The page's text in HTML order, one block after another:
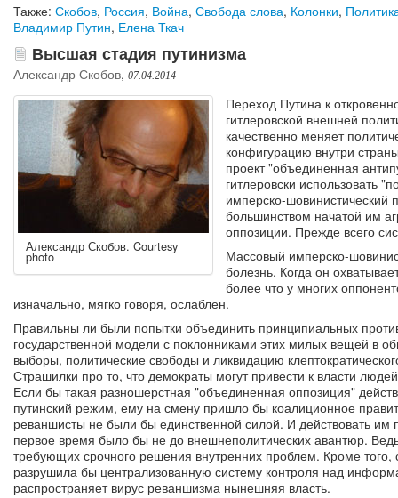
Также: Скобов, Россия, Война, Свобода слова, Колонки,
Владимир Путин, Елена Ткач
Высшая стадия путинизма
Александр Скобов, 07.04.2014
Александр Скобов. Courtesy
photo
Переход Путина к
гитлеровской внешней
качественно меняет
конфигурацию внутри
проект "объединенная
гитлеровски использовать
имперско-шовинистический
большинством начатой им
оппозиции. Прежде всего
Массовый имперско-
болезнь. Когда он
более что у многих
изначально, мягко говоря, ослаблен.
Правильны ли были попытки объединить принципиальных
государственной модели с поклонниками этих милых вещей в
выборы, политические свободы и ликвидацию
Страшилки про то, что демократы могут привести к власти
Если бы такая разношерстная "объединенная оппозиция"
путинский режим, ему на смену пришло бы коалиционное
реваншисты не были бы единственной силой. И действовать
первое время было бы не до внешнеполитических авантюр.
требующих срочного решения внутренних проблем. Кроме
разрушила бы централизованную систему контроля над
распространяет вирус реваншизма нынешняя власть.